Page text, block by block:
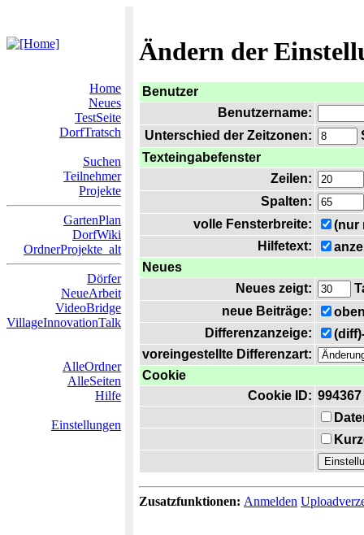
Ändern der
Home
Neues
TestSeite
DorfTratsch
Suchen
Teilnehmer
Projekte
GartenPlan
DorfWiki
OrdnerProjekte_alt
Dörfer
NeueArbeit
VideoBridge
VillageInnovationTalk
AlleOrdner
AlleSeiten
Hilfe
Einstellungen
Benutzer
Benutzername:
Unterschied der Zeitzonen:
Texteingabefenster
Zeilen:
Spalten:
volle Fensterbreite:
(nur
Hilfetext:
Neues
Neues zeigt:
neue Beiträge:
Differenzanzeige:
voreingestellte Differenzart:
Cookie
Cookie ID: 994367
Zusatzfunktionen: Anmelden